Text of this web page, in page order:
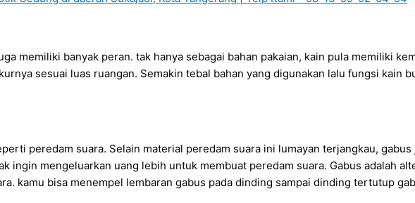
memiliki banyak peran. tak hanya sebagai bahan pakaian, kain pula memiliki
sesuai luas ruangan. Semakin tebal bahan yang digunakan lalu fungsi kain
peredam suara. Selain material peredam suara ini lumayan terjangkau,
ingin mengeluarkan uang lebih untuk membuat peredam suara. Gabus adalah
kamu bisa menempel lembaran gabus pada dinding sampai dinding tertutup